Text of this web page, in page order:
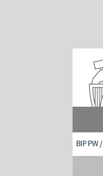
BIP PW/